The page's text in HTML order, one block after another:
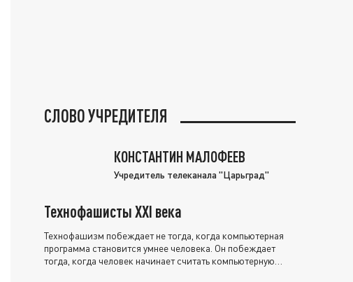
СЛОВО УЧРЕДИТЕЛЯ
КОНСТАНТИН МАЛОФЕЕВ
Учредитель телеканала "Царьград"
Технофашисты XXI века
Технофашизм побеждает не тогда, когда компьютерная
программа становится умнее человека. Он побеждает
тогда, когда человек начинает считать компьютерную